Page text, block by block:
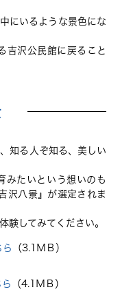
にいるような景色にな
吉沢公民館に戻ること
知る人ぞ知る、美しい
みたいという想いのも
沢八景』が選定されま
験してみてください。
（3.1ＭＢ）
（4.1ＭＢ）